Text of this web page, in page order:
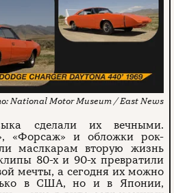
National Motor Museum / East News
сделали их вечными.
«Форсаж» и обложки рок-
маслкарам вторую жизнь
80-х и 90-х превратили
мечты, а сегодня их можно
в США, но и в Японии,